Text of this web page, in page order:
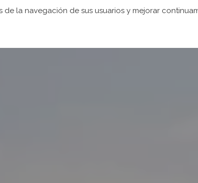
la navegación de sus usuarios y mejorar